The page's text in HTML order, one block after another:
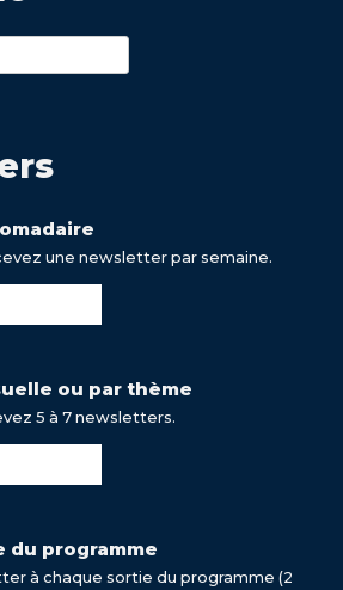
une newsletter par semaine.
ou par thème
5 à 7 newsletters.
du programme
à chaque sortie du programme (2